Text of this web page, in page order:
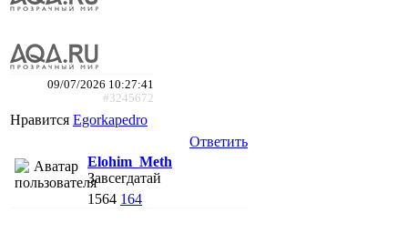
09/07/2026 10:27:41
#3245672
Нравится Egorkapedro
Ответить
Elohim_Meth
Завсегдатай
1564 164